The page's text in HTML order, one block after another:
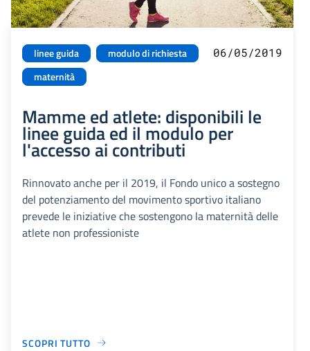
linee guida
modulo di richiesta
maternità
06/05/2019
Mamme ed atlete: disponibili le
linee guida ed il modulo per
l'accesso ai contributi
Rinnovato anche per il 2019, il Fondo unico a sostegno
del potenziamento del movimento sportivo italiano
prevede le iniziative che sostengono la maternità delle
atlete non professioniste
SCOPRI TUTTO